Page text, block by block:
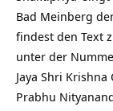
Bad Meinberg
findest den Text
unter der
Jaya Shri Krishna
Prabhu